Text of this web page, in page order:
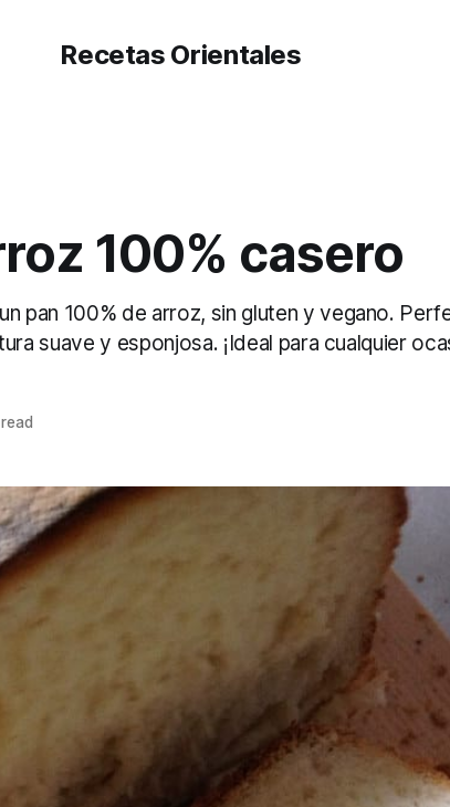
Recetas Orientales
100% casero
pan 100% de arroz, sin gluten y vegano.
suave y esponjosa. ¡Ideal para cualquier